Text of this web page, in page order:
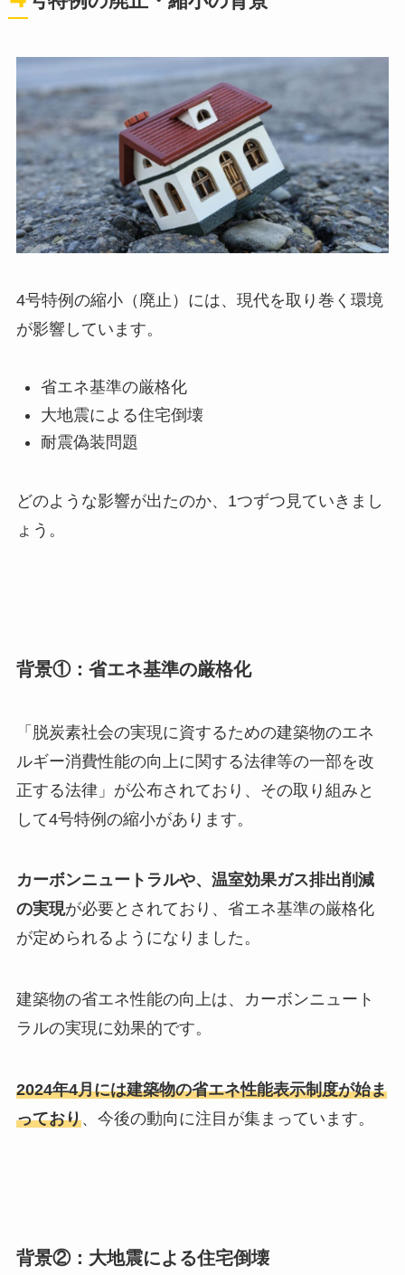
4号特例の縮小（廃止）には、現代を取り巻く環境
が影響しています。
省エネ基準の厳格化
大地震による住宅倒壊
耐震偽装問題
どのような影響が出たのか、1つずつ見ていきまし
ょう。
背景①：省エネ基準の厳格化
「脱炭素社会の実現に資するための建築物のエネ
ルギー消費性能の向上に関する法律等の一部を改
正する法律」が公布されており、その取り組みと
して4号特例の縮小があります。
カーボンニュートラルや、温室効果ガス排出削減
の実現が必要とされており、省エネ基準の厳格化
が定められるようになりました。
建築物の省エネ性能の向上は、カーボンニュート
ラルの実現に効果的です。
2024年4月には建築物の省エネ性能表示制度が始ま
っており、今後の動向に注目が集まっています。
背景②：大地震による住宅倒壊